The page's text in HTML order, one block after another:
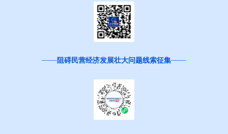
阻碍民营经济发展壮大问题线索征集